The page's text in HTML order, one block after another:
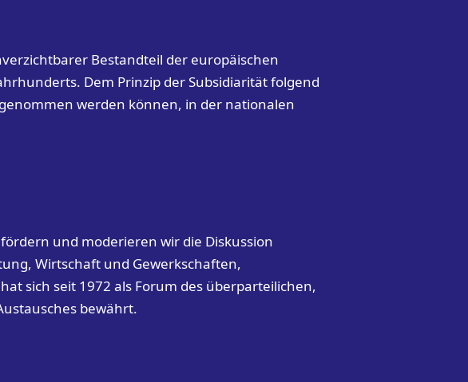
Bestandteil der europäischen
Dem Prinzip der Subsidiarität folgend
werden können, in der nationalen
und moderieren wir die Diskussion
Wirtschaft und Gewerkschaften,
sich seit 1972 als Forum des überparteilichen,
bewährt.